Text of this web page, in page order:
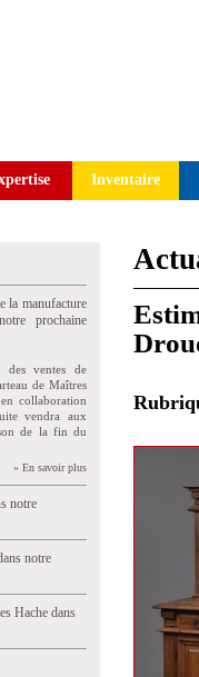
Inventaire
la manufacture
prochaine
des ventes de
de Maîtres
collaboration
vendra aux
de la fin du
» En savoir plus
notre
notre
Hache dans